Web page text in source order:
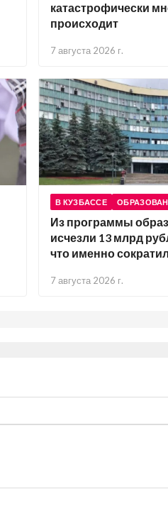
катастрофически
происходит
7 августа 2026 г.
В КУЗБАССЕ
Из программы
исчезли 13 млрд
что именно
7 августа 2026 г.